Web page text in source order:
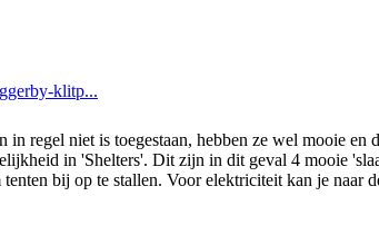
klitp...
regel niet is toegestaan, hebben ze wel mooie
in 'Shelters'. Dit zijn in dit geval 4 mooie
bij op te stallen. Voor elektriciteit kan je naar